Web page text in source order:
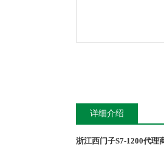
详细介绍
浙江西门子S7-1200代理